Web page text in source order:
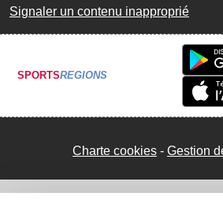
Signaler un contenu inapproprié
SPORTSREGIONS
Charte cookies Gestion